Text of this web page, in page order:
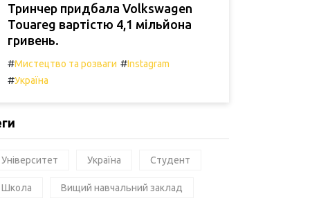
Тринчер придбала Volkswagen
Touareg вартістю 4,1 мільйона
гривень.
#Мистецтво та розваги #Instagram
#Україна
Університет Україна Студент
Школа Вищий навчальний заклад